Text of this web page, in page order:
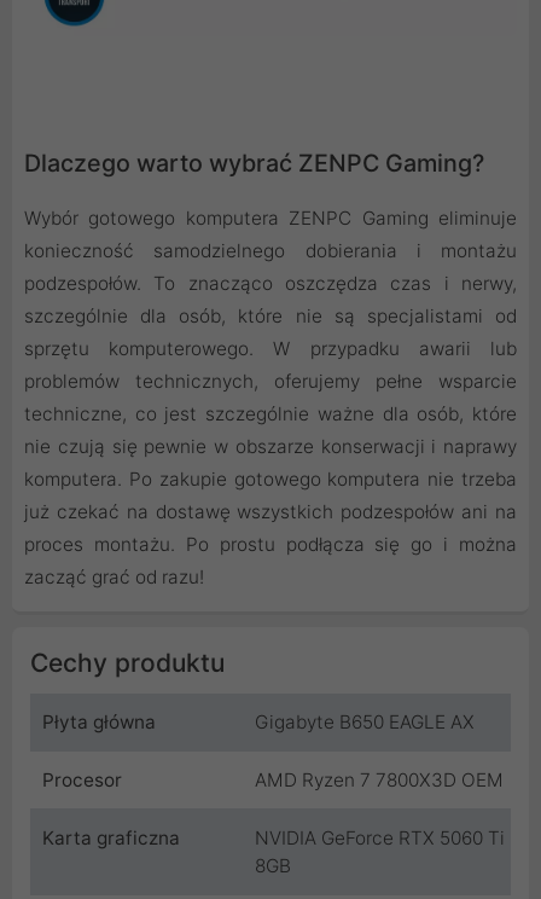
Dlaczego warto wybrać ZENPC Gaming?
Wybór gotowego komputera ZENPC Gaming eliminuje
konieczność samodzielnego dobierania i montażu
podzespołów. To znacząco oszczędza czas i nerwy,
szczególnie dla osób, które nie są specjalistami od
sprzętu komputerowego. W przypadku awarii lub
problemów technicznych, oferujemy pełne wsparcie
techniczne, co jest szczególnie ważne dla osób, które
nie czują się pewnie w obszarze konserwacji i naprawy
komputera. Po zakupie gotowego komputera nie trzeba
już czekać na dostawę wszystkich podzespołów ani na
proces montażu. Po prostu podłącza się go i można
zacząć grać od razu!
Cechy produktu
Płyta główna Gigabyte B650 EAGLE AX
Procesor AMD Ryzen 7 7800X3D OEM
Karta graficzna
NVIDIA GeForce RTX 5060 Ti
8GB